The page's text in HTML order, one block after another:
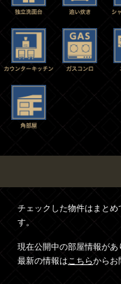
チェックした物件はまと
す。
現在公開中の部屋情報があ
最新の情報はこちらからお